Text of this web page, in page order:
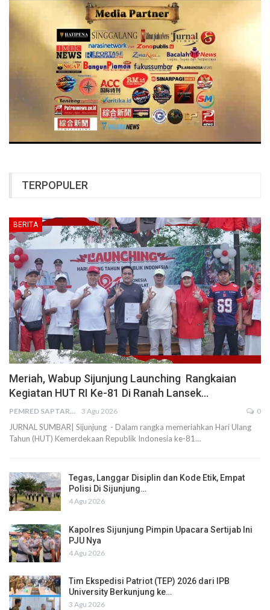
TERPOPULER
BERITA
Meriah, Wabup Sijunjung Launching Rangkaian
Kegiatan HUT RI Ke-81 Di Ranah Lansek…
PEMRED SAPTARIUS 3 Agu 2026 0
JURNAL SUMBAR| Sijunjung - Dalam rangka memeriahkan Hari Ulang
Tahun (HUT) Kemerdekaan Republik Indonesia ke-81…
Tegas, Langgar Disiplin dan Kode Etik, Empat
Polisi Di Sijunjung…
4 Agu 2026
Kapolres Sijunjung Pimpin Upacara Sertijab Ini
PJU Nya
4 Agu 2026
Tim Ekspedisi Patriot (TEP) 2026 dari IPB
University Berkunjung ke…
3 Agu 2026